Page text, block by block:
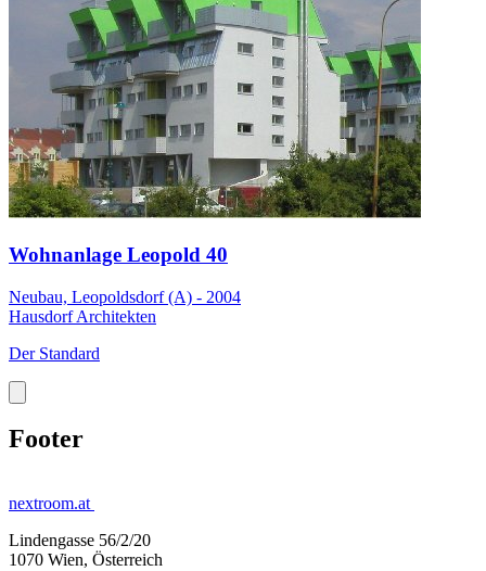
Wohnanlage Leopold 40
Neubau, Leopoldsdorf (A) - 2004
Hausdorf Architekten
Der Standard
Footer
nextroom.at
Lindengasse 56/2/20
1070 Wien, Österreich